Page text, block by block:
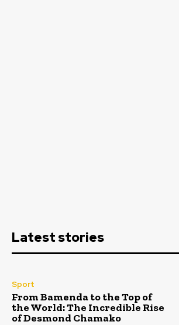
Latest stories
Sport
From Bamenda to the Top of
the World: The Incredible Rise
of Desmond Chamako